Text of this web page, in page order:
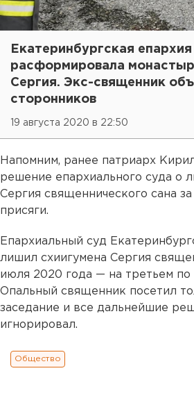
Екатеринбургская епархия
расформировала
Сергия. Экс-священник
сторонников
19 августа 2020 в 22:50
Напомним, ранее патриарх
решение епархиального суда о
Сергия священнического сана
присяги.
Епархиальный суд
лишил схиигумена Сергия
июля 2020 года — на третьем по
Опальный священник посетил
заседание и все дальнейшие
игнорировал.
Общество